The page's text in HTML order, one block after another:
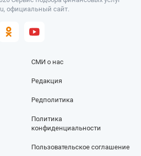
официальный сайт.
СМИ о нас
Редакция
Редполитика
Политика
конфиденциальности
Пользовательское соглашение